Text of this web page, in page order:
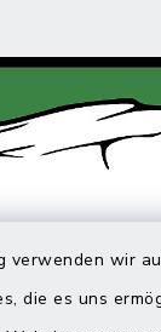
verwenden wir
die es uns